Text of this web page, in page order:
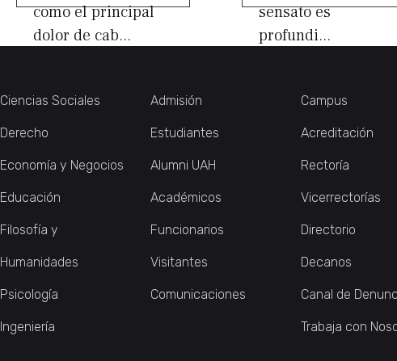
como el principal
dolor de cab...
sensato es
profundi...
Ciencias Sociales
Derecho
Economía y Negocios
Educación
Filosofía y
Humanidades
Psicología
Ingeniería
Admisión
Estudiantes
Alumni UAH
Académicos
Funcionarios
Visitantes
Comunicaciones
Campus
Acreditación
Rectoría
Vicerrectorías
Directorio
Decanos
Canal de
Trabaja con